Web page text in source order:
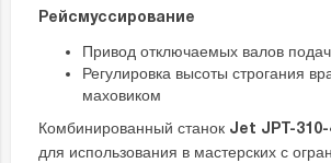
Рейсмуссирование
Привод отключаемых валов
Регулировка высоты строгания
маховиком
Комбинированный станок Jet JPT-310-
для использования в мастерских с